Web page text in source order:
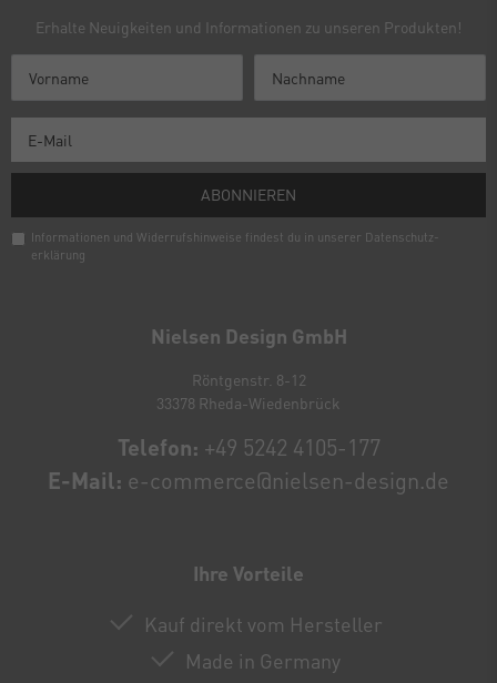
Nielsen Design GmbH
Röntgenstr. 8-12
33378 Rheda-Wiedenbrück
Telefon: +49 5242 4105-177
E-Mail: e-commerce@nielsen-design.de
Ihre Vorteile
Kauf direkt vom Hersteller
Made in Germany
Erhalte Neuigkeiten und Informationen zu unseren Produkten!
ABONNIEREN
Informationen und Widerrufshinweise findest du in unserer Daten­schutz­
erklärung